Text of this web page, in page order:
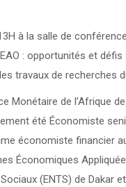
à la salle de
: opportunités et
travaux de recherches
Monétaire de l’Afrique
été Économiste
économiste financier
Économiques
(ENTS) de Dakar